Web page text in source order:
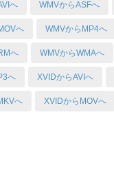
へ WMVからASFへ
へ WMVからMP4へ
へ WMVからWMAへ
へ XVIDからAVIへ
へ XVIDからMOVへ